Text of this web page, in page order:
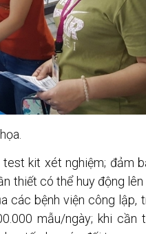
kit xét nghiệm; đảm
thiết có thể huy động
các bệnh viện công lập,
mẫu/ngày; khi cần